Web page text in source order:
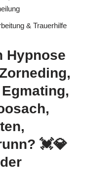
& Trauerhilfe
Hypnose
💓️💎